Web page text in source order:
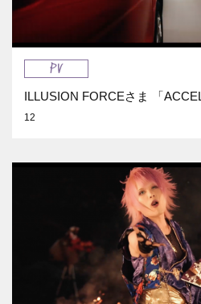
PV
ILLUSION FORCEさま 「
12